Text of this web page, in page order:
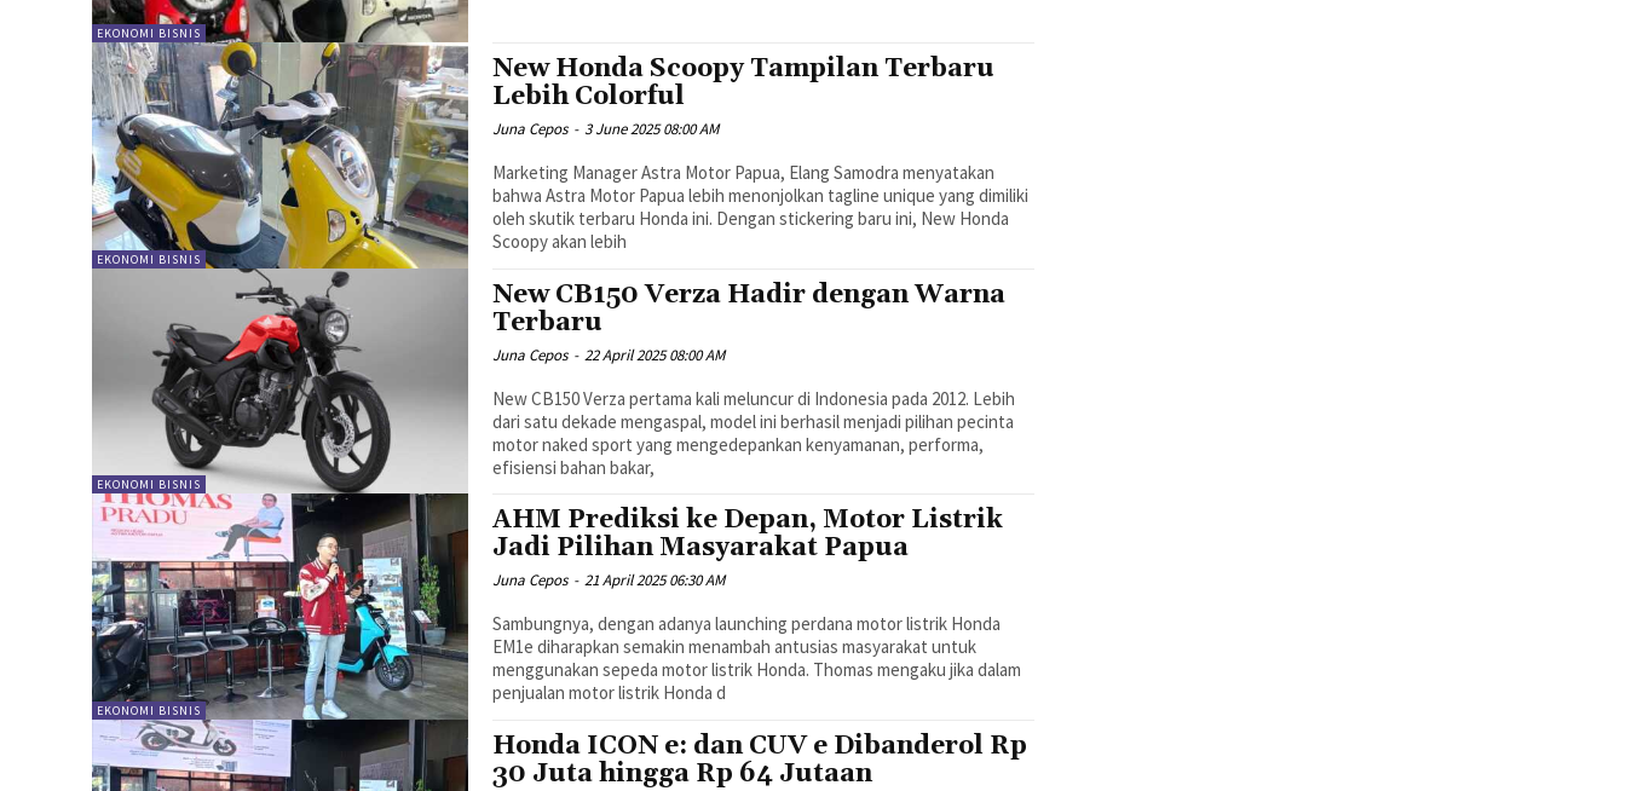
EKONOMI BISNIS
EKONOMI BISNIS
New Honda Scoopy Tampilan Terbaru
Lebih Colorful
Juna Cepos - 3 June 2025 08:00 AM
Marketing Manager Astra Motor Papua, Elang Samodra menyatakan
bahwa Astra Motor Papua lebih menonjolkan tagline unique yang dimiliki
oleh skutik terbaru Honda ini. Dengan stickering baru ini, New Honda
Scoopy akan lebih
EKONOMI BISNIS
New CB150 Verza Hadir dengan Warna
Terbaru
Juna Cepos - 22 April 2025 08:00 AM
New CB150 Verza pertama kali meluncur di Indonesia pada 2012. Lebih
dari satu dekade mengaspal, model ini berhasil menjadi pilihan pecinta
motor naked sport yang mengedepankan kenyamanan, performa,
efisiensi bahan bakar,
EKONOMI BISNIS
AHM Prediksi ke Depan, Motor Listrik
Jadi Pilihan Masyarakat Papua
Juna Cepos - 21 April 2025 06:30 AM
Sambungnya, dengan adanya launching perdana motor listrik Honda
EM1e diharapkan semakin menambah antusias masyarakat untuk
menggunakan sepeda motor listrik Honda. Thomas mengaku jika dalam
penjualan motor listrik Honda d
Honda ICON e: dan CUV e Dibanderol Rp
30 Juta hingga Rp 64 Jutaan